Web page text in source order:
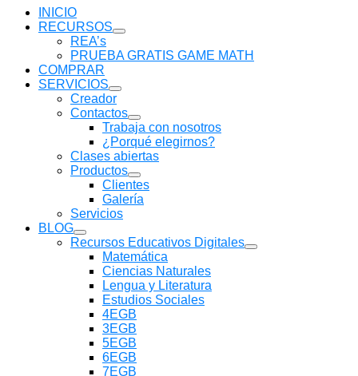
INICIO
RECURSOS
Mostrar
submenú
REA’s
PRUEBA GRATIS GAME MATH
COMPRAR
SERVICIOS
Mostrar
submenú
Creador
Contactos
Mostrar
submenú
Trabaja con nosotros
¿Porqué elegirnos?
Clases abiertas
Productos
Mostrar
submenú
Clientes
Galería
Servicios
BLOG
Mostrar
submenú
Recursos Educativos Digitales
Mostrar
Matemática
Ciencias Naturales
Lengua y Literatura
Estudios Sociales
4EGB
3EGB
5EGB
6EGB
7EGB